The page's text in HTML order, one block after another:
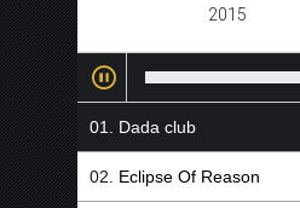
2015
Dada club
Eclipse Of Reason